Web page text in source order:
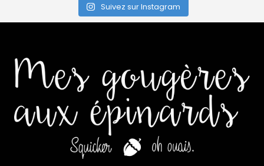
Suivez sur Instagram